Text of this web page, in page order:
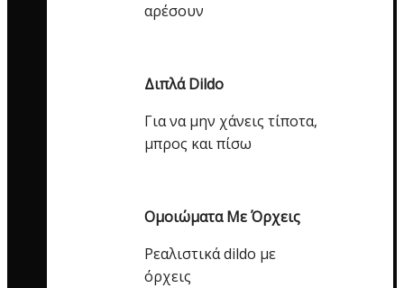
αρέσουν
Διπλά Dildo
Για να μην χάνεις τίποτα,
μπρος και πίσω
Ομοιώματα Με Όρχεις
Ρεαλιστικά dildo με
όρχεις